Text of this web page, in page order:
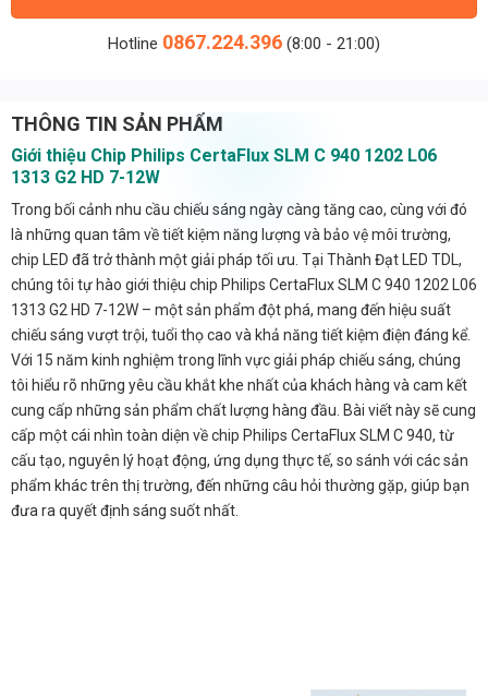
Hotline 0867.224.396 (8:00 - 21:00)
THÔNG TIN SẢN PHẨM
Giới thiệu Chip Philips CertaFlux SLM C 940 1202 L06
1313 G2 HD 7-12W
Trong bối cảnh nhu cầu chiếu sáng ngày càng tăng cao, cùng với đó
là những quan tâm về tiết kiệm năng lượng và bảo vệ môi trường,
chip LED đã trở thành một giải pháp tối ưu. Tại Thành Đạt LED TDL,
chúng tôi tự hào giới thiệu chip Philips CertaFlux SLM C 940 1202 L06
1313 G2 HD 7-12W – một sản phẩm đột phá, mang đến hiệu suất
chiếu sáng vượt trội, tuổi thọ cao và khả năng tiết kiệm điện đáng kể.
Với 15 năm kinh nghiệm trong lĩnh vực giải pháp chiếu sáng, chúng
tôi hiểu rõ những yêu cầu khắt khe nhất của khách hàng và cam kết
cung cấp những sản phẩm chất lượng hàng đầu. Bài viết này sẽ cung
cấp một cái nhìn toàn diện về chip Philips CertaFlux SLM C 940, từ
cấu tạo, nguyên lý hoạt động, ứng dụng thực tế, so sánh với các sản
phẩm khác trên thị trường, đến những câu hỏi thường gặp, giúp bạn
đưa ra quyết định sáng suốt nhất.